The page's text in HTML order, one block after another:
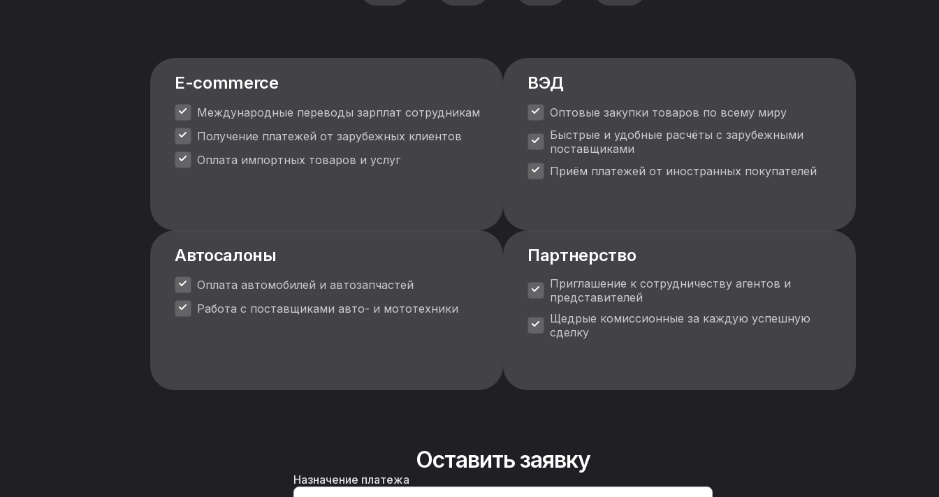
E-commerce
Международные переводы зарплат сотрудникам
Получение платежей от зарубежных клиентов
Оплата импортных товаров и услуг
ВЭД
Оптовые закупки товаров по всему миру
Быстрые и удобные расчёты с зарубежными
поставщиками
Приём платежей от иностранных покупателей
Автосалоны
Оплата автомобилей и автозапчастей
Работа с поставщиками авто- и мототехники
Партнерство
Приглашение к сотрудничеству агентов и
представителей
Щедрые комиссионные за каждую успешную
сделку
Оставить заявку
Назначение платежа